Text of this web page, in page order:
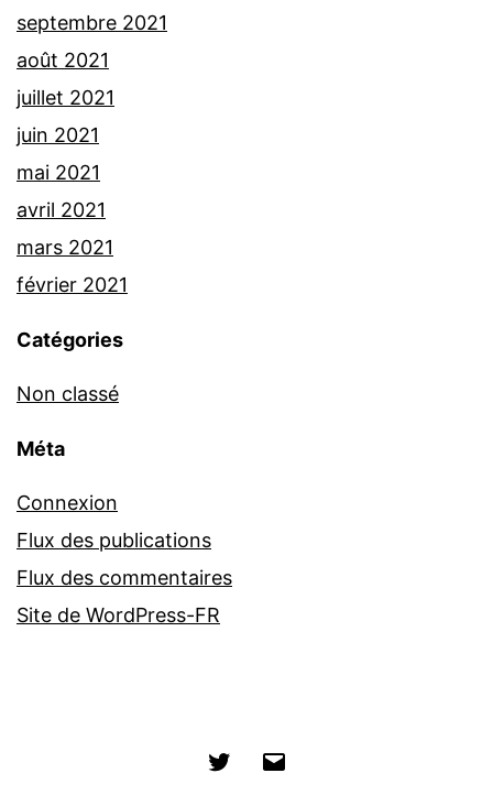
septembre 2021
août 2021
juillet 2021
juin 2021
mai 2021
avril 2021
mars 2021
février 2021
Catégories
Non classé
Méta
Connexion
Flux des publications
Flux des commentaires
Site de WordPress-FR
Twitter